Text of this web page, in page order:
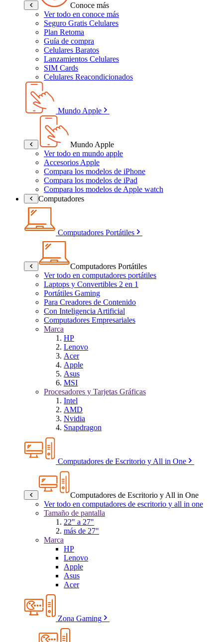
Conoce más
Ver todo en conoce más
Seguro Gratis Celulares
Plan Retoma
Guía de compra
Celulares Baratos
Lanzamientos Celulares
SIM Cards
Celulares Reacondicionados
Mundo Apple
Mundo Apple
Ver todo en mundo apple
Accesorios Apple
Compara los modelos de iPhone
Compara los modelos de iPad
Compara los modelos de Apple watch
Computadores
Computadores Portátiles
Computadores Portátiles
Ver todo en computadores portátiles
Laptops y Convertibles 2 en 1
Portátiles Gaming
Para Creadores de Contenido
Con Inteligencia Artificial
Computadores Empresariales
Marca
HP
Lenovo
Acer
Apple
Asus
MSI
Procesadores y Tarjetas Gráficas
Intel
AMD
Nvidia
Snapdragon
Computadores de Escritorio y All in One
Computadores de Escritorio y All in One
Ver todo en computadores de escritorio y all in one
Tamaño de pantalla
22" a 27"
más de 27"
Marca
HP
Lenovo
Apple
Asus
Acer
Zona Gaming